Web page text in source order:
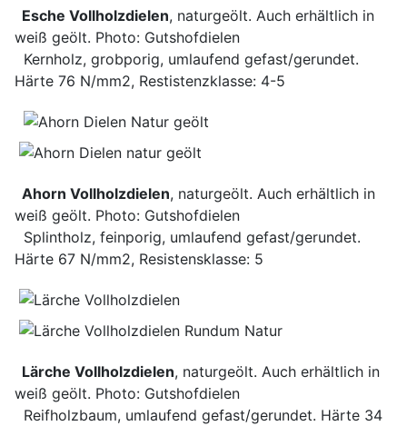
Esche Vollholzdielen, naturgeölt. Auch erhältlich in
weiß geölt. Photo: Gutshofdielen
Kernholz, grobporig, umlaufend gefast/gerundet.
Härte 76 N/mm2, Restistenzklasse: 4-5
Ahorn Vollholzdielen, naturgeölt. Auch erhältlich in
weiß geölt. Photo: Gutshofdielen
Splintholz, feinporig, umlaufend gefast/gerundet.
Härte 67 N/mm2, Resistensklasse: 5
Lärche Vollholzdielen, naturgeölt. Auch erhältlich in
weiß geölt. Photo: Gutshofdielen
Reifholzbaum, umlaufend gefast/gerundet. Härte 34